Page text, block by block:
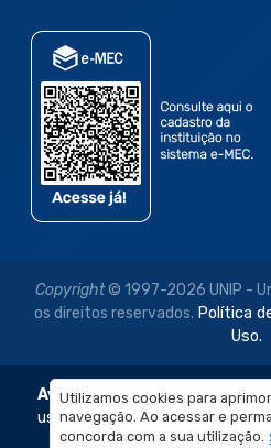
Utilizamos cookies para
navegação. Ao acessar e
concorda com a sua utilização.
Copyright© 1997-2026 UNIP -
os direitos reservados. Política
Uso.
Aviso Legal: As imagens
uso exclusivo institucional do
da Universidade